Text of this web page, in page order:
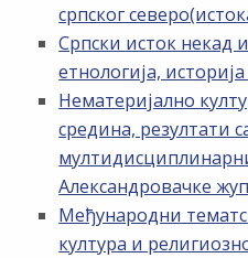
српског
Српски исток некад
етнологија,
Нематеријално
средина, резултати
Александровачке
Међународни
култура и